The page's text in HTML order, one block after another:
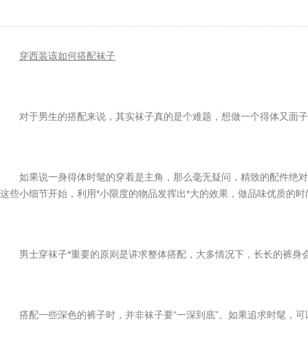
穿西装该如何搭配袜子
对于男生的搭配来说，其实袜子真的是个难题，想做一个得体又面
如果说一身得体时髦的穿着是主角，那么毫无疑问，精致的配件绝
这些小细节开始，利用*小限度的物品发挥出*大的效果，做品味优质的时
男士穿袜子*重要的原则是讲求整体搭配，大多情况下，长长的裤
搭配一些深色的裤子时，并非袜子要“一深到底”。如果追求时髦，